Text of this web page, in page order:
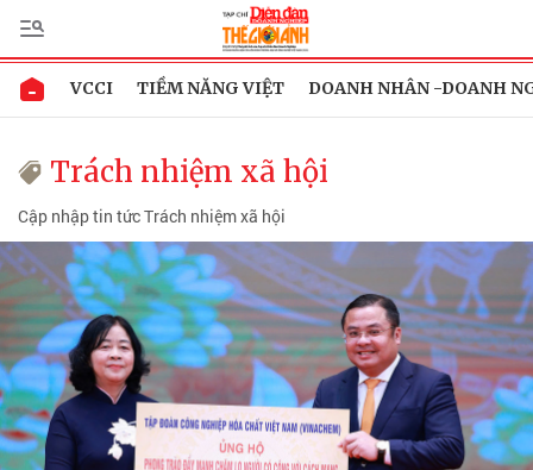
VCCI TIỀM NĂNG VIỆT DOANH NHÂN -DOANH
Trách nhiệm xã hội
Cập nhập tin tức Trách nhiệm xã hội